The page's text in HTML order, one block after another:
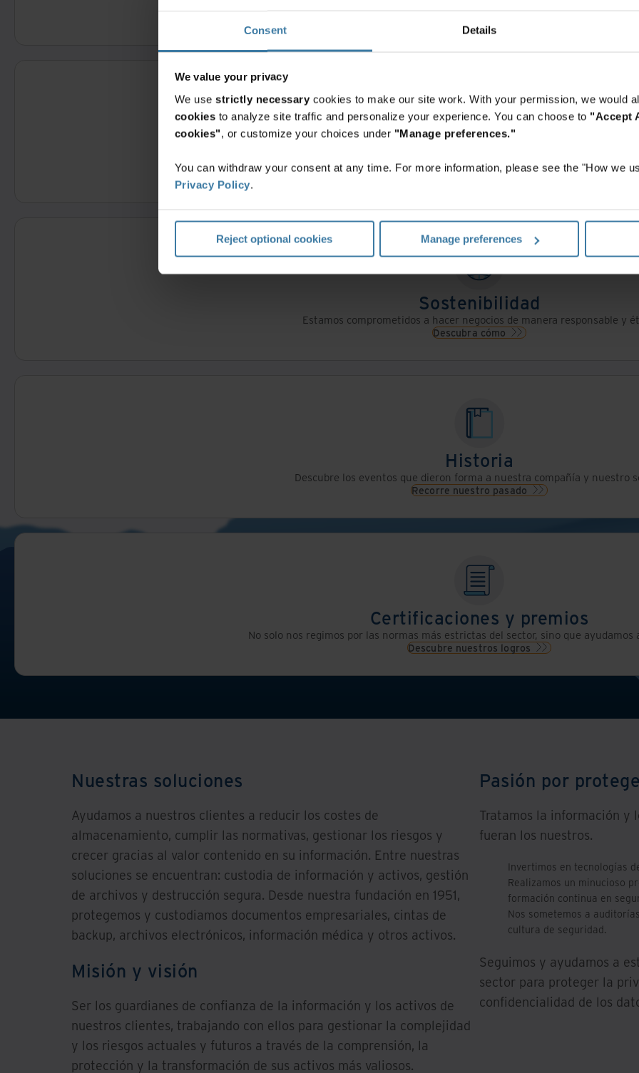
Consent Details
We value your privacy
We use strictly necessary cookies to make our site work. With your permission, we would
cookies to analyze site traffic and personalize your experience. You can choose to "Accept
cookies", or customize your choices under "Manage preferences."
You can withdraw your consent at any time. For more information, please see the "How we
Privacy Policy.
Reject optional cookies Manage preferences
Relaciones con inversores
Descubra más sobre la información de nuestros inversores.
Descargar informe anual
Sostenibilidad
Estamos comprometidos a hacer negocios de manera responsable y
Descubra cómo
Historia
Descubre los eventos que dieron forma a nuestra compañía y nuestro
Recorre nuestro pasado
Certificaciones y premios
No solo nos regimos por las normas más estrictas del sector, sino que ayudamos
Descubre nuestros logros
Nuestras soluciones
Ayudamos a nuestros clientes a reducir los costes de
almacenamiento, cumplir las normativas, gestionar los riesgos y
crecer gracias al valor contenido en su información. Entre nuestras
soluciones se encuentran: custodia de información y activos, gestión
de archivos y destrucción segura. Desde nuestra fundación en 1951,
protegemos y custodiamos documentos empresariales, cintas de
backup, archivos electrónicos, información médica y otros activos.
Misión y visión
Ser los guardianes de confianza de la información y los activos de
nuestros clientes, trabajando con ellos para gestionar la complejidad
y los riesgos actuales y futuros a través de la comprensión, la
protección y la transformación de sus activos más valiosos.
Pasión por
Tratamos la información y
fueran los nuestros.
Invertimos en tecnologías
Realizamos un minucioso
formación continua en
Nos sometemos a
cultura de seguridad.
Seguimos y ayudamos a
sector para proteger la
confidencialidad de los